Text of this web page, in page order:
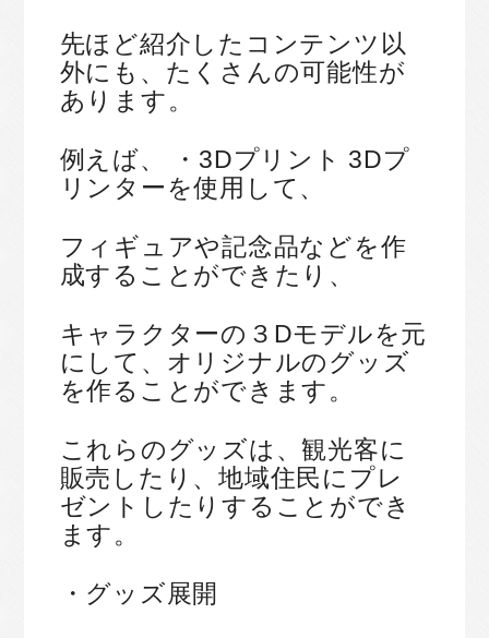
先ほど紹介したコンテンツ以
外にも、たくさんの可能性が
あります。
例えば、 ・3Dプリント 3Dプ
リンターを使用して、
フィギュアや記念品などを作
成することができたり、
キャラクターの３Dモデルを元
にして、オリジナルのグッズ
を作ることができます。
これらのグッズは、観光客に
販売したり、地域住民にプレ
ゼントしたりすることができ
ます。
・グッズ展開